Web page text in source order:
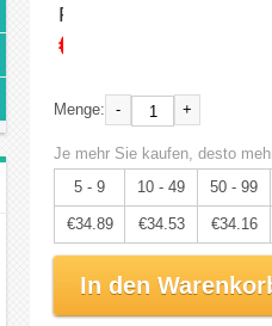
Preis:
€36.73
Menge: - +
Je mehr Sie kaufen, desto
5 - 9
10 - 49 50 - 99
€34.89 €34.53 €34.16
In den